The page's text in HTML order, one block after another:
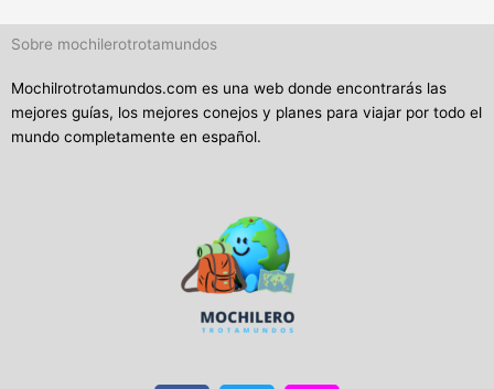
Sobre mochilerotrotamundos
Mochilrotrotamundos.com es una web donde encontrarás las
mejores guías, los mejores conejos y planes para viajar por todo el
mundo completamente en español.